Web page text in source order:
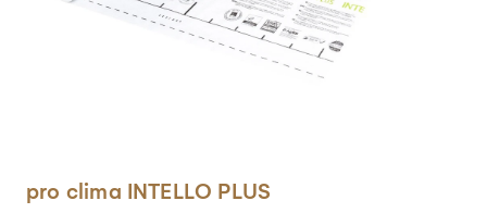
pro clima INTELLO PLUS